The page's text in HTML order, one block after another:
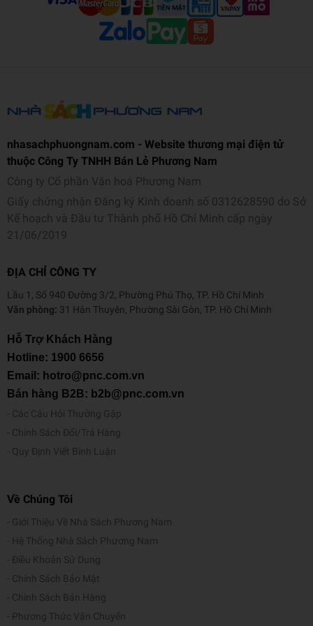
nhasachphuongnam.com - Website thương mại điện tử
thuộc Công Ty TNHH Bán Lẻ Phương Nam
Công ty Cổ phần Văn hoá Phương Nam
Giấy chứng nhận Đăng ký Kinh doanh số 0312628590 do Sở
Kế hoạch và Đầu tư Thành phố Hồ Chí Minh cấp ngày
21/06/2019
ĐỊA CHỈ CÔNG TY
Lầu 1, Số 940 Đường 3/2, Phường Phú Thọ, TP. Hồ Chí Minh
Văn phòng: 31 Hàn Thuyên, Phường Sài Gòn, TP. Hồ Chí Minh
Hỗ Trợ Khách Hàng
Hotline: 1900 6656
Email: hotro@pnc.com.vn
Bán hàng B2B: b2b@pnc.com.vn
Các Câu Hỏi Thường Gặp
Chính Sách Đổi/Trả Hàng
Quy Định Viết Bình Luận
Về Chúng Tôi
Giới Thiệu Về Nhà Sách Phương Nam
Hệ Thống Nhà Sách Phương Nam
Điều Khoản Sử Dụng
Chính Sách Bảo Mật
Chính Sách Bán Hàng
Phương Thức Vận Chuyển